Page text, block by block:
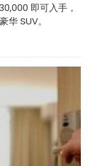
即可入手，
SUV。